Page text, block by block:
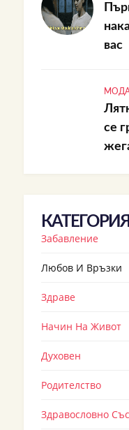
вас
се
КАТЕГОРИЯ
Забавление
Любов И Връзки
Здраве
Начин На Живот
Духовен
Родителство
Здравословно